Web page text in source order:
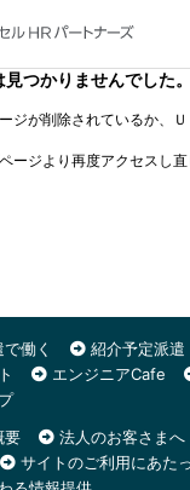
つかりませんでした。
ジが削除されているか、
ージより再度アクセスし直
働く 紹介予定派遣
エンジニアCafe
要
法人のお客さまへ
サイトのご利用にあた